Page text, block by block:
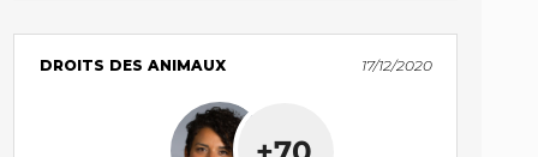
DROITS DES ANIMAUX 17/12/2020